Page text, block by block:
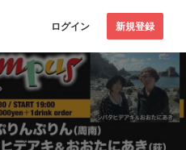
ログイン 新規登録